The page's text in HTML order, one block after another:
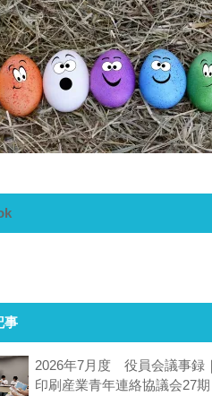
事
2026年7月度 役員会議事録｜
印刷産業青年連絡協議会27期